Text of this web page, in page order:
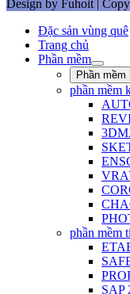
Design by Fuhoit |
Đặc sản vùng quê
Trang chủ
Phần mềm
Phần mềm
phần mềm
phần mềm
SAP